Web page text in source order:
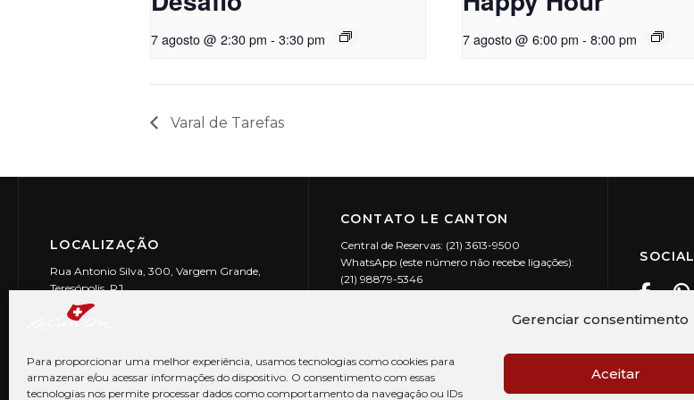
Gerenciar consentimento
Para proporcionar uma melhor experiência, usamos tecnologias como cookies para
armazenar e/ou acessar informações do dispositivo. O consentimento com essas
tecnologias nos permite processar dados como comportamento da navegação ou IDs
Aceitar
7 agosto @ 2:30 pm - 3:30 pm 7 agosto @ 6:00 pm - 8:00 pm
Varal de Tarefas
LOCALIZAÇÃO
Rua Antonio Silva, 300, Vargem Grande,
Teresópolis, RJ
CEP: 25990-150
CONTATO LE CANTON
Central de Reservas: (21) 3613-9500
WhatsApp (este número não recebe ligações):
(21) 98879-5346
SOCIAL